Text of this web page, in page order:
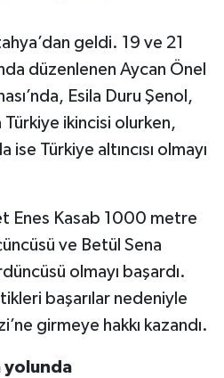
geldi. 19 ve 21
düzenlenen Aycan Önel
Esila Duru Şenol,
ikincisi olurken,
Türkiye altıncısı olmayı
Enes Kasab 1000 metre
ve Betül Sena
olmayı başardı.
başarılar nedeniyle
girmeye hakkı kazandı.
yolunda